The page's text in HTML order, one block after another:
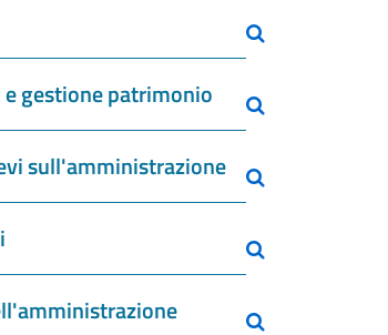
gestione patrimonio
sull'amministrazione